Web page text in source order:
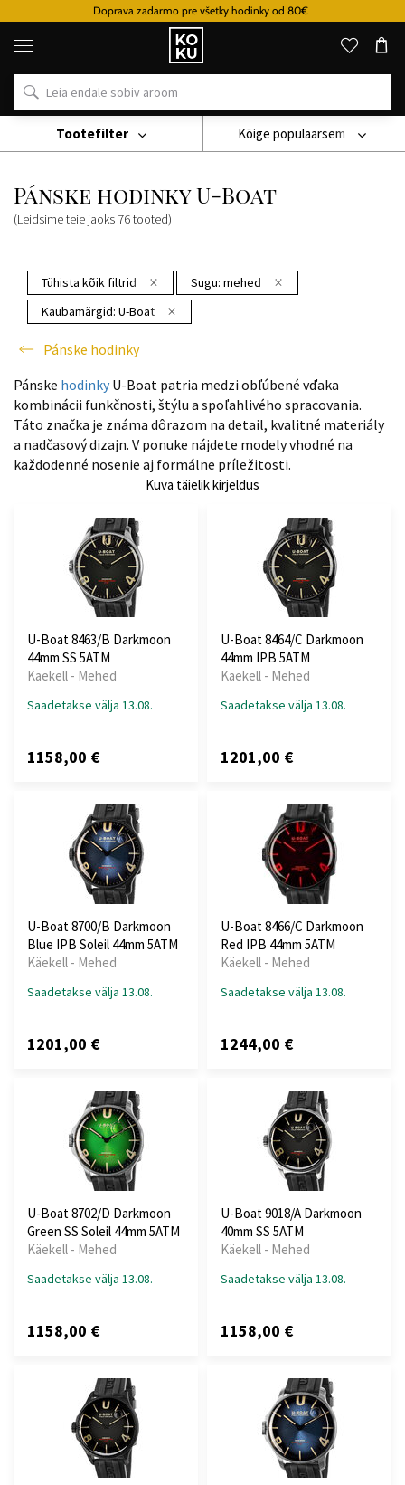
Doprava zadarmo pre všetky hodinky od 80€
Originaalsed
parfüümid
kellad
ühes
Käekell Pánske Hodinky Pánske Hodinky U-Boat
Pánske hodinky U-Boat
(Leidsime teie jaoks 76tooted)
Kõige populaarsem
Tühista kõik filtrid Sugu: mehed
Kaubamärgid: U-Boat
Pánske hodinky
Tootefilter
Pánske hodinky U-Boat patria medzi obľúbené vďaka
kombinácii funkčnosti, štýlu a spoľahlivého spracovania.
Táto značka je známa dôrazom na detail, kvalitné materiály
a nadčasový dizajn. V ponuke nájdete modely vhodné na
každodenné nosenie aj formálne príležitosti.
Kuva täielik kirjeldus
U-Boat 8463/B Darkmoon
44mm SS 5ATM
Käekell - Mehed
Saadetakse välja 13.08.
1158,00 €
U-Boat 8464/C Darkmoon
44mm IPB 5ATM
Käekell - Mehed
Saadetakse välja 13.08.
1201,00 €
U-Boat 8700/B Darkmoon
Blue IPB Soleil 44mm 5ATM
Käekell - Mehed
Saadetakse välja 13.08.
1201,00 €
U-Boat 8466/C Darkmoon
Red IPB 44mm 5ATM
Käekell - Mehed
Saadetakse välja 13.08.
1244,00 €
U-Boat 8702/D Darkmoon
Green SS Soleil 44mm 5ATM
Käekell - Mehed
Saadetakse välja 13.08.
1158,00 €
U-Boat 9018/A Darkmoon
40mm SS 5ATM
Käekell - Mehed
Saadetakse välja 13.08.
1158,00 €